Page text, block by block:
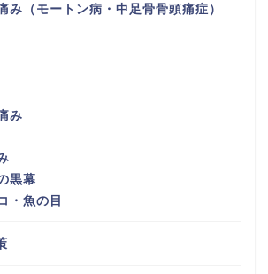
み（モートン病・中足骨骨頭痛症）
み
黒幕
・魚の目